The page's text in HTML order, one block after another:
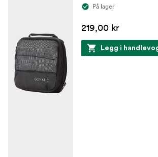
På lager
219,00 kr
Legg i